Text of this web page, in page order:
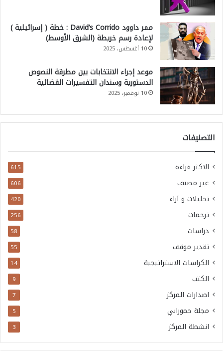
ممر داوود David’s Corrido : خطة ( إسرائيلية )
لإعادة رسم خريطة (الشرق الأوسط)
10 أغسطس، 2025
موعد إجراء الانتخابات بين مطرقة النصوص
الدستورية وسندان التفسيرات القضائية
10 نوفمبر، 2025
التصنيفات
الاكثر قراءة 615
غير مصنف 606
تحليلات و آراء 420
ترجمات 256
دراسات 58
تقدير موقف 55
الكراسات الاستراتيجية 14
الكتب 9
اصدارات المركز 7
مجلة حمورابي 5
انشطة المركز 3